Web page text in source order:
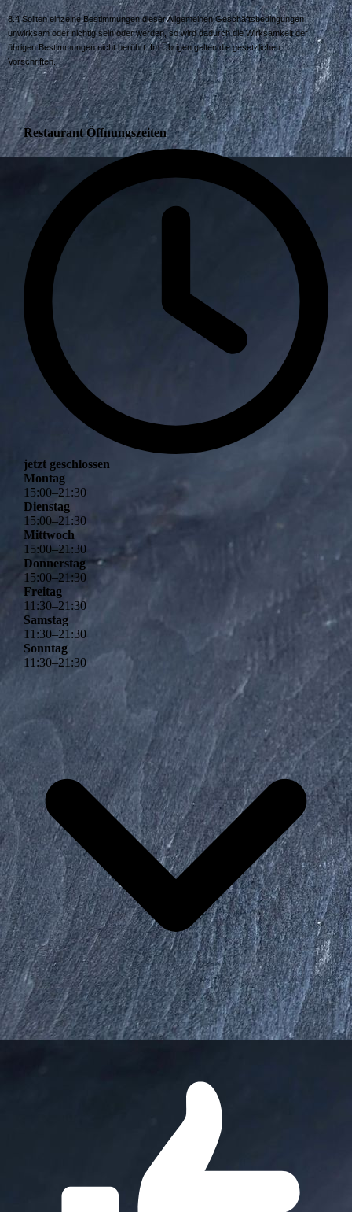
8.4 Sollten einzelne Bestimmungen dieser Allgemeinen Geschäftsbedingungen
unwirksam oder nichtig sein oder werden, so wird dadurch die Wirksamkeit der
übrigen Bestimmungen nicht berührt. Im Übrigen gelten die gesetzlichen
Vorschriften.
Restaurant Öffnungszeiten
jetzt geschlossen
Montag
15:00–21 :30
Dienstag
15:00–21 :30
Mittwoch
15:00–21 :30
Donnerstag
15:00–21 :30
Freitag
11 :30–21 :30
Samstag
11 :30–21 :30
Sonntag
11 :30–21 :30